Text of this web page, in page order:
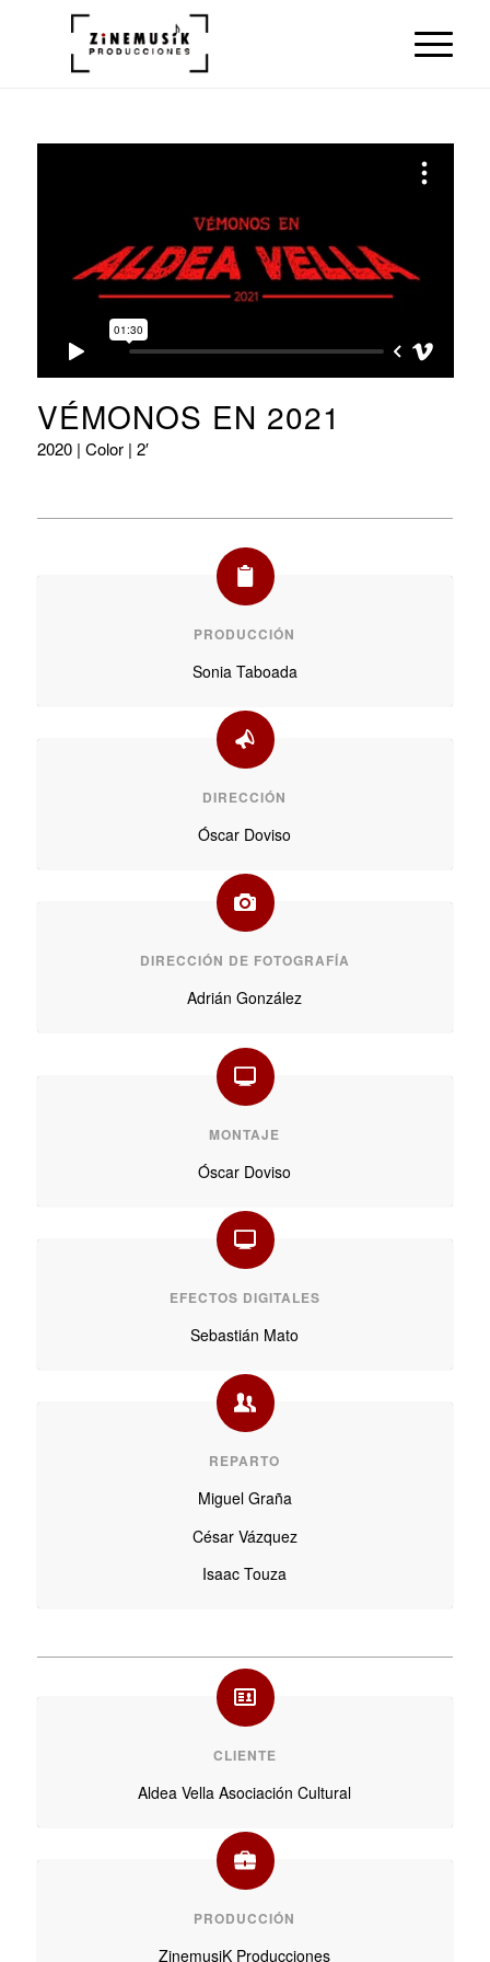
VÉMONOS EN 2021
2020 | Color | 2′
PRODUCCIÓN
Sonia Taboada
DIRECCIÓN
Óscar Doviso
DIRECCIÓN DE FOTOGRAFÍA
Adrián González
MONTAJE
Óscar Doviso
EFECTOS DIGITALES
Sebastián Mato
REPARTO
Miguel Graña
César Vázquez
Isaac Touza
CLIENTE
Aldea Vella Asociación Cultural
PRODUCCIÓN
ZinemusiK Producciones